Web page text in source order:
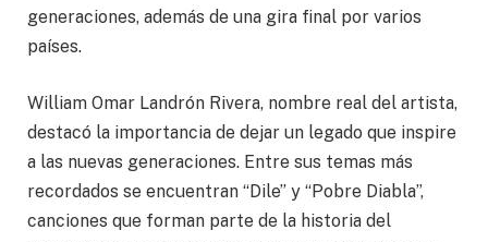
generaciones, además de una gira final por varios
países.
William Omar Landrón Rivera, nombre real del artista,
destacó la importancia de dejar un legado que inspire
a las nuevas generaciones. Entre sus temas más
recordados se encuentran “Dile” y “Pobre Diabla”,
canciones que forman parte de la historia del